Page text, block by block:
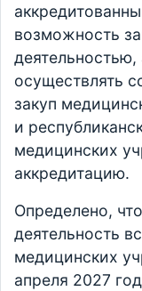
возможность
осуществлять
закуп
и
медицинских
аккредитацию.
Определено,
деятельность
медицинских
апреля 2027